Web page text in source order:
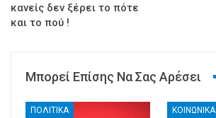
κανείς δεν ξέρει το πότε
και το πού !
Μπορεί Επίσης Να Σας Αρέσει
ΠΟΛΙΤΙΚΑ ΚΟΙΝΩΝΙΚΑ